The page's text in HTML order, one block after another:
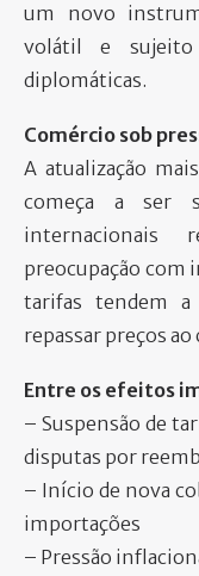
um novo
volátil e sujeito
diplomáticas.
Comércio sob
A atualização
começa a ser
internacionais
preocupação com
tarifas tendem a
repassar preços
Entre os efeitos
– Suspensão de
disputas por
– Início de nova
importações
– Pressão